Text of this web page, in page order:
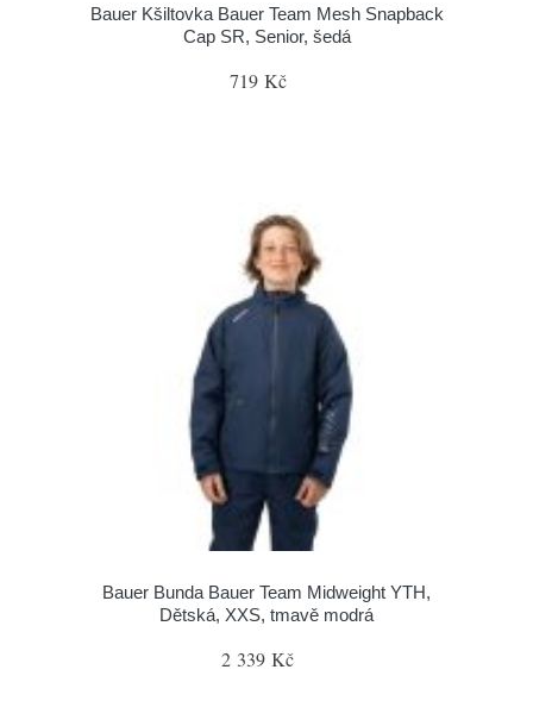
Bauer Kšiltovka Bauer Team Mesh Snapback
Cap SR, Senior, šedá
719 Kč
Bauer Bunda Bauer Team Midweight YTH,
Dětská, XXS, tmavě modrá
2 339 Kč